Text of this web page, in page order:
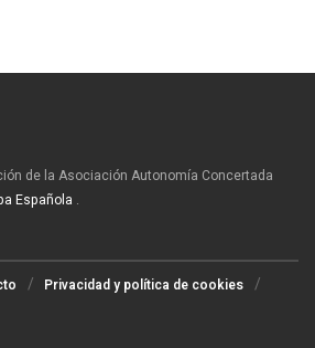
de la Asociación Autonomía Concertada
Española .
Privacidad y política de cookies